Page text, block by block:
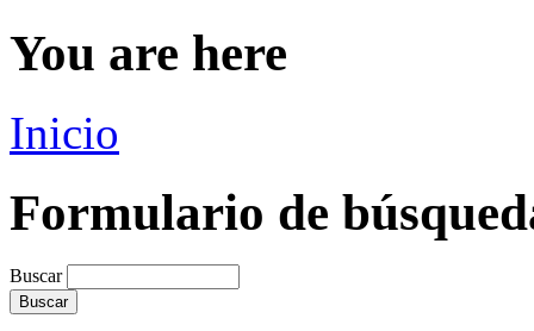
You are here
Inicio
Formulario de
Buscar